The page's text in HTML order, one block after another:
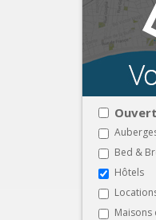
Bed &
Hôtels